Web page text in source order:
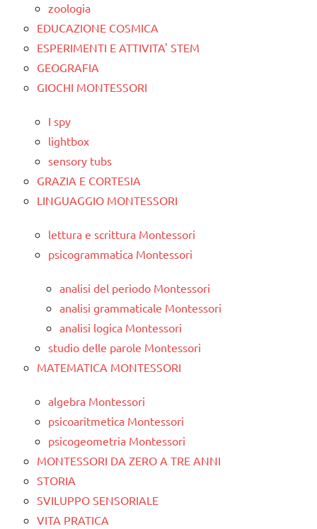
zoologia
EDUCAZIONE COSMICA
ESPERIMENTI E ATTIVITA' STEM
GEOGRAFIA
GIOCHI MONTESSORI
I spy
lightbox
sensory tubs
GRAZIA E CORTESIA
LINGUAGGIO MONTESSORI
lettura e scrittura Montessori
psicogrammatica Montessori
analisi del periodo Montessori
analisi grammaticale Montessori
analisi logica Montessori
studio delle parole Montessori
MATEMATICA MONTESSORI
algebra Montessori
psicoaritmetica Montessori
psicogeometria Montessori
MONTESSORI DA ZERO A TRE ANNI
STORIA
SVILUPPO SENSORIALE
VITA PRATICA